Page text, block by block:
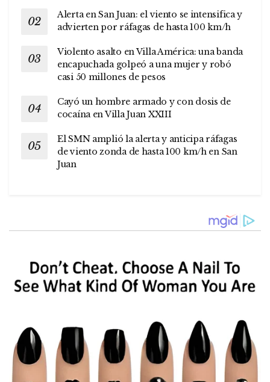
Alerta en San Juan: el viento se intensifica y
advierten por ráfagas de hasta 100 km/h
Violento asalto en Villa América: una banda
encapuchada golpeó a una mujer y robó
casi 50 millones de pesos
Cayó un hombre armado y con dosis de
cocaína en Villa Juan XXIII
El SMN amplió la alerta y anticipa ráfagas
de viento zonda de hasta 100 km/h en San
Juan